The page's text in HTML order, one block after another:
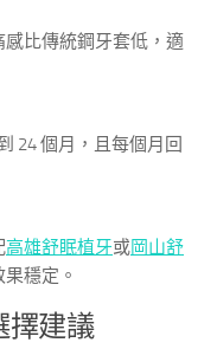
比傳統鋼牙套低，適
24 個月，且每個月回
高雄舒眠植牙或岡山舒
穩定。
擇建議